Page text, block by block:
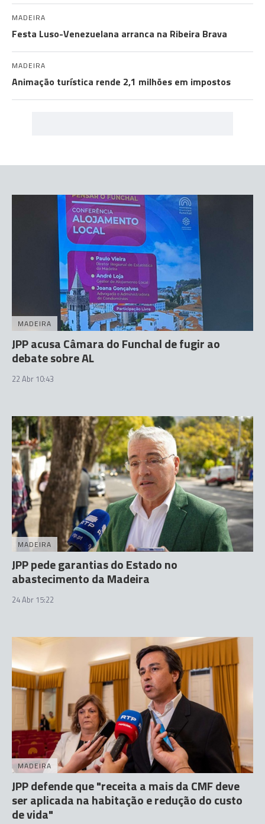
MADEIRA
Festa Luso-Venezuelana arranca na Ribeira Brava
MADEIRA
Animação turística rende 2,1 milhões em impostos
MADEIRA
JPP acusa Câmara do Funchal de fugir ao
debate sobre AL
22 Abr 10:43
MADEIRA
JPP pede garantias do Estado no
abastecimento da Madeira
24 Abr 15:22
MADEIRA
JPP defende que "receita a mais da CMF deve
ser aplicada na habitação e redução do custo
de vida"